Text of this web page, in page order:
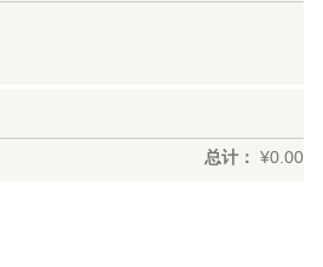
总计： ¥0.00